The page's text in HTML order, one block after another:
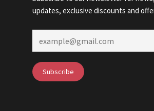
updates, exclusive discounts and